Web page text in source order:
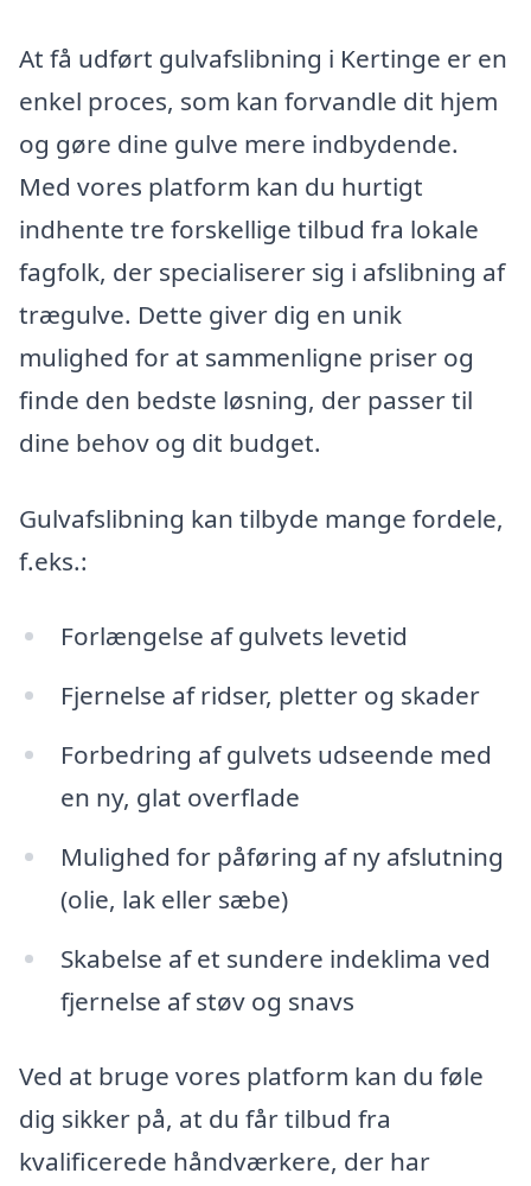
At få udført gulvafslibning i Kertinge er en
enkel proces, som kan forvandle dit hjem
og gøre dine gulve mere indbydende.
Med vores platform kan du hurtigt
indhente tre forskellige tilbud fra lokale
fagfolk, der specialiserer sig i afslibning af
trægulve. Dette giver dig en unik
mulighed for at sammenligne priser og
finde den bedste løsning, der passer til
dine behov og dit budget.
Gulvafslibning kan tilbyde mange fordele,
f.eks.:
Forlængelse af gulvets levetid
Fjernelse af ridser, pletter og skader
Forbedring af gulvets udseende med
en ny, glat overflade
Mulighed for påføring af ny afslutning
(olie, lak eller sæbe)
Skabelse af et sundere indeklima ved
fjernelse af støv og snavs
Ved at bruge vores platform kan du føle
dig sikker på, at du får tilbud fra
kvalificerede håndværkere, der har